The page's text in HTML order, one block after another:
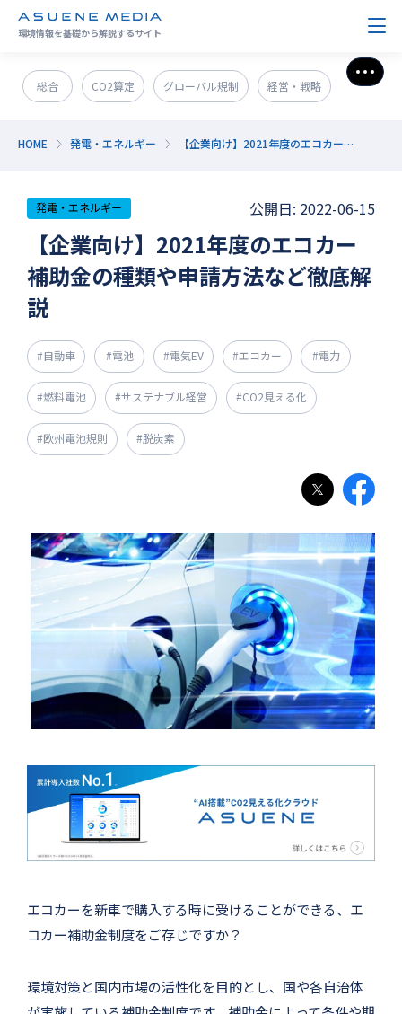
環境情報を基礎から解説するサイト
総合 CO2算定 グローバル規制 経営・戦略
CO2削減 GX人材・スキル その他
さら
HOME 発電・エネルギー 【企業向け】2021年度のエコカー補助金の種類や申請方法など徹底解説
発電・エネルギー 公開日: 2022-06-15
【企業向け】2021年度のエコカー
補助金の種類や申請方法など徹底解
説
#自動車 #電池 #電気EV #エコカー #電力
#燃料電池 #サステナブル経営 #CO2見える化
#欧州電池規則 #脱炭素
エコカーを新車で購入する時に受けることができる、エ
コカー補助金制度をご存じですか？
環境対策と国内市場の活性化を目的とし、国や各自治体